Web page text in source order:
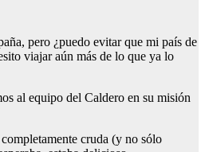
pero ¿puedo evitar que mi país de
viajar aún más de lo que ya lo
al equipo del Caldero en su misión
cruda (y no sólo